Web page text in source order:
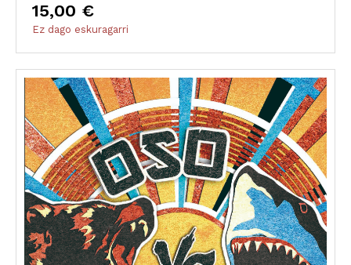
15,00 €
Ez dago eskuragarri